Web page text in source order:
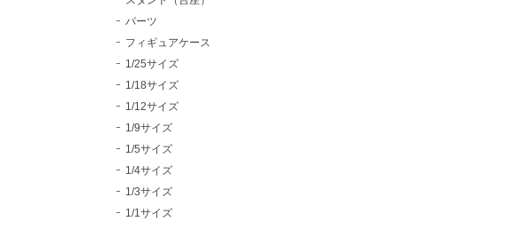
パーツ
フィギュアケース
1/25サイズ
1/18サイズ
1/12サイズ
1/9サイズ
1/5サイズ
1/4サイズ
1/3サイズ
1/1サイズ